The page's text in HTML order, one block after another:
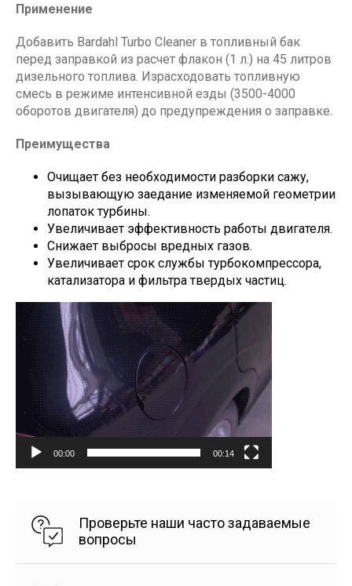
Применение
Добавить Bardahl Turbo Cleaner в топливный бак
перед заправкой из расчет флакон (1 л.) на 45 литров
дизельного топлива. Израсходовать топливную
смесь в режиме интенсивной езды (3500-4000
оборотов двигателя) до предупреждения о заправке.
Преимущества
Очищает без необходимости разборки сажу,
вызывающую заедание изменяемой геометрии
лопаток турбины.
Увеличивает эффективность работы двигателя.
Снижает выбросы вредных газов.
Увеличивает срок службы турбокомпрессора,
катализатора и фильтра твердых частиц.
Видеоплеер
00:00 00:14
Проверьте наши часто задаваемые
вопросы